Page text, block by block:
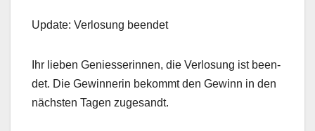
Update: Ver­losung been­det
Ihr lieben Geniesserin­nen, die Ver­losung ist been­
det. Die Gewin­ner­in bekommt den Gewinn in den
näch­sten Tagen zuge­sandt.